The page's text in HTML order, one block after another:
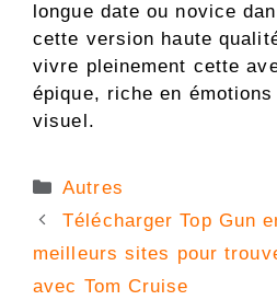
longue date ou novice
cette version haute
vivre pleinement cette
épique, riche en
visuel.
Catégories
Autres
Télécharger Top Gun
meilleurs sites pour
avec Tom Cruise